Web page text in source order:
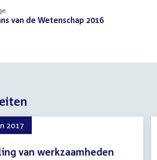
van de Wetenschap 2016
2017
van werkzaamheden